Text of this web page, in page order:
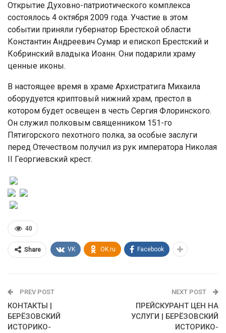
Открытие Духовно-патриотического комплекса
состоялось 4 октября 2009 года. Участие в этом
событии приняли губернатор Брестской области
Константин Андреевич Сумар и епископ Брестский и
Кобринский владыка Иоанн. Они подарили храму
ценные иконы.
В настоящее время в храме Архистратига Михаила
оборудуется криптовый нижний храм, престол в
котором будет освещен в честь Сергия Флоринского.
Он служил полковым священником 151-го
Пятигорского пехотного полка, за особые заслуги
перед Отечеством получил из рук императора Николая
II Георгиевский крест.
40
Share VK OK.ru Facebook
PREV POST
КОНТАКТЫ |
БЕРЁЗОВСКИЙ
ИСТОРИКО-
NEXT POST
ПРЕЙСКУРАНТ ЦЕН НА
УСЛУГИ | БЕРЁЗОВСКИЙ
ИСТОРИКО-